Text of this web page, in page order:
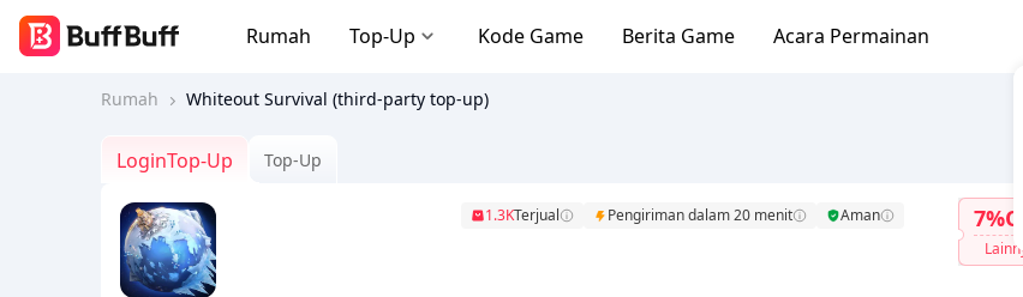
Rumah Top-Up Kode Game Berita Game Acara Permainan
Rumah Whiteout Survival (third-party top-up)
LoginTop-Up Top-Up
1.3KTerjual Pengiriman dalam 20 menit Aman